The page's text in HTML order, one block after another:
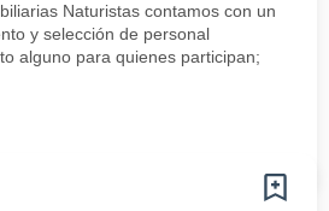
Naturistas contamos con un
y selección de personal
alguno para quienes participan;